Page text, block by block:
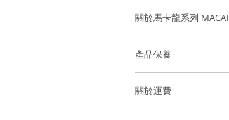
藍寶石顏色：紫色
鑽石重量: 4 顆鑽石
的優質鑽石)
關於馬卡龍系列
年，特別推出的矚目
Macaron Collection
產品保養
洗手，睡覺，淋浴，
澤和最佳的狀態。
關於運費